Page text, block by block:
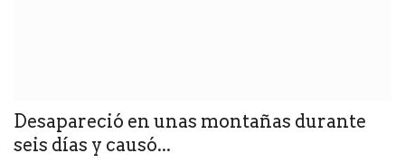
Desapareció en unas montañas durante
seis días y causó...